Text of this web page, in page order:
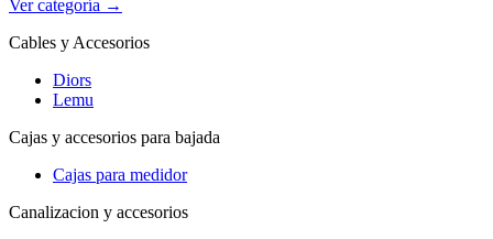
Ver categoría →
Cables y Accesorios
Diors
Lemu
Cajas y accesorios para bajada
Cajas para medidor
Canalizacion y accesorios